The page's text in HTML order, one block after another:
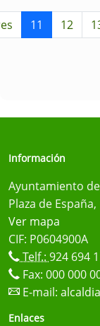
11 12
Información
Ayuntamiento
Plaza de
Ver mapa
CIF: P0604900A
Telf.: 924 694
Fax: 000 000
E-mail:
Enlaces